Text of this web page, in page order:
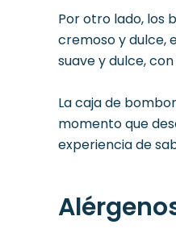
Por otro lado, los
cremoso y dulce,
suave y dulce,
La caja de
momento que
experiencia de